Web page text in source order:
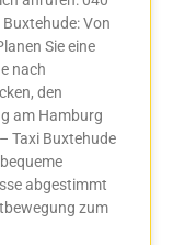
Von
Sie eine
nach
den
am Hamburg
Taxi Buxtehude
abgestimmt
zum